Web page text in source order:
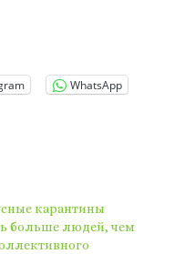
WhatsApp
карантины
больше людей, чем